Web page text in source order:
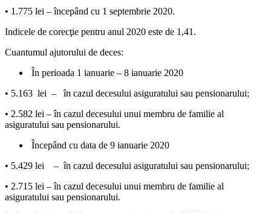
• 1.775 lei – începând cu 1 septembrie 2020.
Indicele de corecţie pentru anul 2020 este de 1,41.
Cuantumul ajutorului de deces:
În perioada 1 ianuarie – 8 ianuarie 2020
• 5.163 lei – în cazul decesului asiguratului sau pensionarului;
• 2.582 lei – în cazul decesului unui membru de familie al
asiguratului sau pensionarului.
Începând cu data de 9 ianuarie 2020
• 5.429 lei – în cazul decesului asiguratului sau pensionarului;
• 2.715 lei – în cazul decesului unui membru de familie al
asiguratului sau pensionarului.